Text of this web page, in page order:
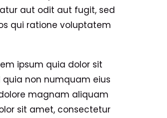
aut odit aut fugit, sed
qui ratione voluptatem
ipsum quia dolor sit
non numquam eius
magnam aliquam
sit amet, consectetur